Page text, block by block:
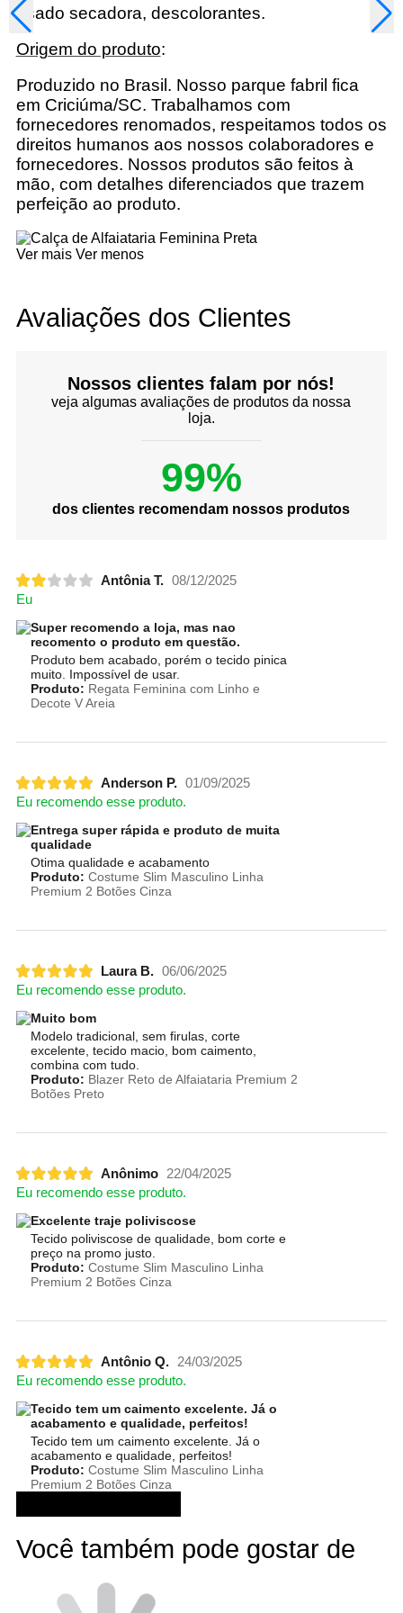
usado secadora, descolorantes.
Origem do produto:
Produzido no Brasil. Nosso parque fabril fica
em Criciúma/SC. Trabalhamos com
fornecedores renomados, respeitamos todos os
direitos humanos aos nossos colaboradores e
fornecedores. Nossos produtos são feitos à
mão, com detalhes diferenciados que trazem
perfeição ao produto.
Ver mais Ver menos
Avaliações dos Clientes
Nossos clientes falam por nós!
veja algumas avaliações de produtos da nossa
loja.
99%
dos clientes recomendam nossos produtos
Antônia T. 08/12/2025
Eu
Super recomendo a loja, mas nao
recomento o produto em questão.
Produto bem acabado, porém o tecido pinica
muito. Impossível de usar.
Produto: Regata Feminina com Linho e
Decote V Areia
Anderson P. 01/09/2025
Eu recomendo esse produto.
Entrega super rápida e produto de muita
qualidade
Otima qualidade e acabamento
Produto: Costume Slim Masculino Linha
Premium 2 Botões Cinza
Laura B. 06/06/2025
Eu recomendo esse produto.
Muito bom
Modelo tradicional, sem firulas, corte
excelente, tecido macio, bom caimento,
combina com tudo.
Produto: Blazer Reto de Alfaiataria Premium 2
Botões Preto
Anônimo
22/04/2025
Eu recomendo esse produto.
Excelente traje poliviscose
Tecido poliviscose de qualidade, bom corte e
preço na promo justo.
Produto: Costume Slim Masculino Linha
Premium 2 Botões Cinza
Antônio Q.
24/03/2025
Eu recomendo esse produto.
Tecido tem um caimento excelente. Já o
acabamento e qualidade, perfeitos!
Tecido tem um caimento excelente. Já o
acabamento e qualidade, perfeitos!
Produto: Costume Slim Masculino Linha
Premium 2 Botões Cinza
Você também pode gostar de